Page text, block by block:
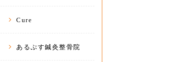
Cure
あるぷす鍼灸整骨院